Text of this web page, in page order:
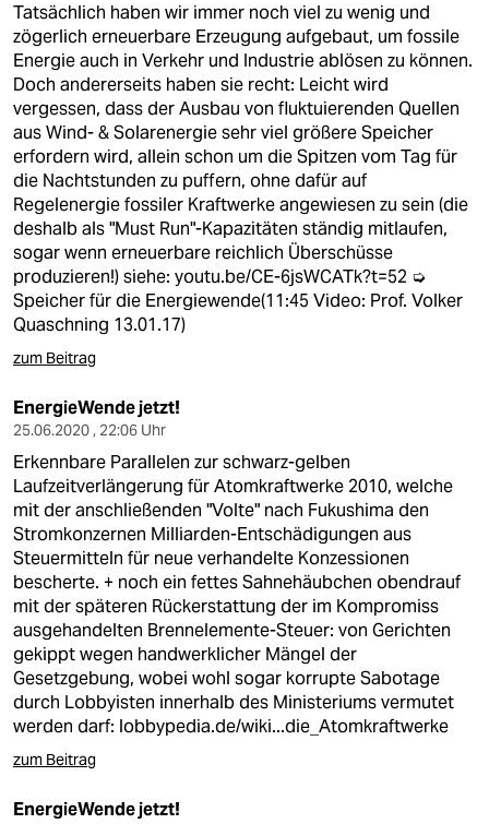
Tatsächlich haben wir immer noch viel zu wenig und
zögerlich erneuerbare Erzeugung aufgebaut, um fossile
Energie auch in Verkehr und Industrie ablösen zu können.
Doch andererseits haben sie recht: Leicht wird
vergessen, dass der Ausbau von fluktuierenden Quellen
aus Wind- & Solarenergie sehr viel größere Speicher
erfordern wird, allein schon um die Spitzen vom Tag für
die Nachtstunden zu puffern, ohne dafür auf
Regelenergie fossiler Kraftwerke angewiesen zu sein (die
deshalb als "Must Run"-Kapazitäten ständig mitlaufen,
sogar wenn erneuerbare reichlich Überschüsse
produzieren!) siehe: youtu.be/CE-6jsWCATk?t=52 ➭
Speicher für die Energiewende(11:45 Video: Prof. Volker
Quaschning 13.01.17)
zum Beitrag
EnergieWende jetzt!
25.06.2020 , 22:06 Uhr
Erkennbare Parallelen zur schwarz-gelben
Laufzeitverlängerung für Atomkraftwerke 2010, welche
mit der anschließenden "Volte" nach Fukushima den
Stromkonzernen Milliarden-Entschädigungen aus
Steuermitteln für neue verhandelte Konzessionen
bescherte. + noch ein fettes Sahnehäubchen obendrauf
mit der späteren Rückerstattung der im Kompromiss
ausgehandelten Brennelemente-Steuer: von Gerichten
gekippt wegen handwerklicher Mängel der
Gesetzgebung, wobei wohl sogar korrupte Sabotage
durch Lobbyisten innerhalb des Ministeriums vermutet
werden darf: lobbypedia.de/wiki...die_Atomkraftwerke
zum Beitrag
EnergieWende jetzt!